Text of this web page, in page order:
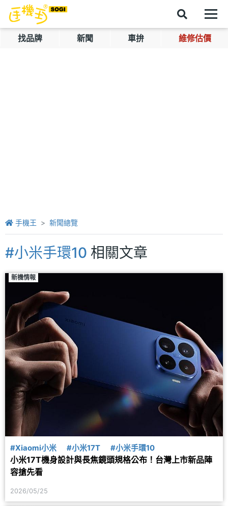
找品牌 新聞 車拚 維修估價
手機王 新聞總覽
#小米手環10 相關文章
新機情報
#Xiaomi小米 #小米17T #小米手環10
小米17T機身設計與長焦鏡頭規格公布！台灣上市新品陣
容搶先看
2026/05/25